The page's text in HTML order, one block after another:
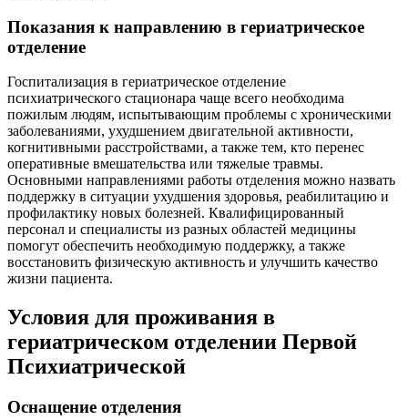
Показания к направлению в гериатрическое
отделение
Госпитализация в гериатрическое отделение
психиатрического стационара чаще всего необходима
пожилым людям, испытывающим проблемы с хроническими
заболеваниями, ухудшением двигательной активности,
когнитивными расстройствами, а также тем, кто перенес
оперативные вмешательства или тяжелые травмы.
Основными направлениями работы отделения можно назвать
поддержку в ситуации ухудшения здоровья, реабилитацию и
профилактику новых болезней. Квалифицированный
персонал и специалисты из разных областей медицины
помогут обеспечить необходимую поддержку, а также
восстановить физическую активность и улучшить качество
жизни пациента.
Условия для проживания в
гериатрическом отделении Первой
Психиатрической
Оснащение отделения